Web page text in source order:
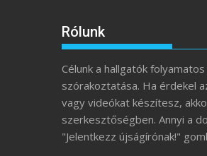
Rólunk
Célunk a hallgatók
szórakoztatása. Ha érdekel
vagy videókat készítesz,
szerkesztőségben. Annyi a
"Jelentkezz újságírónak!"